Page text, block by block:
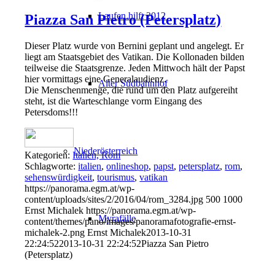
Laufen hilft 2012
Alter Südbahnhof
Niederösterreich
Myrafälle
Piazza San Pietro (Petersplatz)
Dieser Platz wurde von Bernini geplant und angelegt. Er
liegt am Staatsgebiet des Vatikan. Die Kollonaden bilden
teilweise die Staatsgrenze. Jeden Mittwoch hält der Papst
hier vormittags eine Generalaudienz.
Die Menschenmenge, die rund um den Platz aufgereiht
steht, ist die Warteschlange vorm Eingang des
Petersdoms!!!
Kategorien:Italien, Rom
Schlagworte:italien,onlineshop,papst,petersplatz,rom,
sehenswürdigkeit,tourismus,vatikan
https://panorama.egm.at/wp-
content/uploads/sites/2/2016/04/rom_3284.jpg 500 1000
Ernst Michalek https://panorama.egm.at/wp-
content/themes/pano/images/panoramafotografie-ernst-
michalek-2.png Ernst Michalek2013-10-31
22:24:522013-10-31 22:24:52Piazza San Pietro
(Petersplatz)